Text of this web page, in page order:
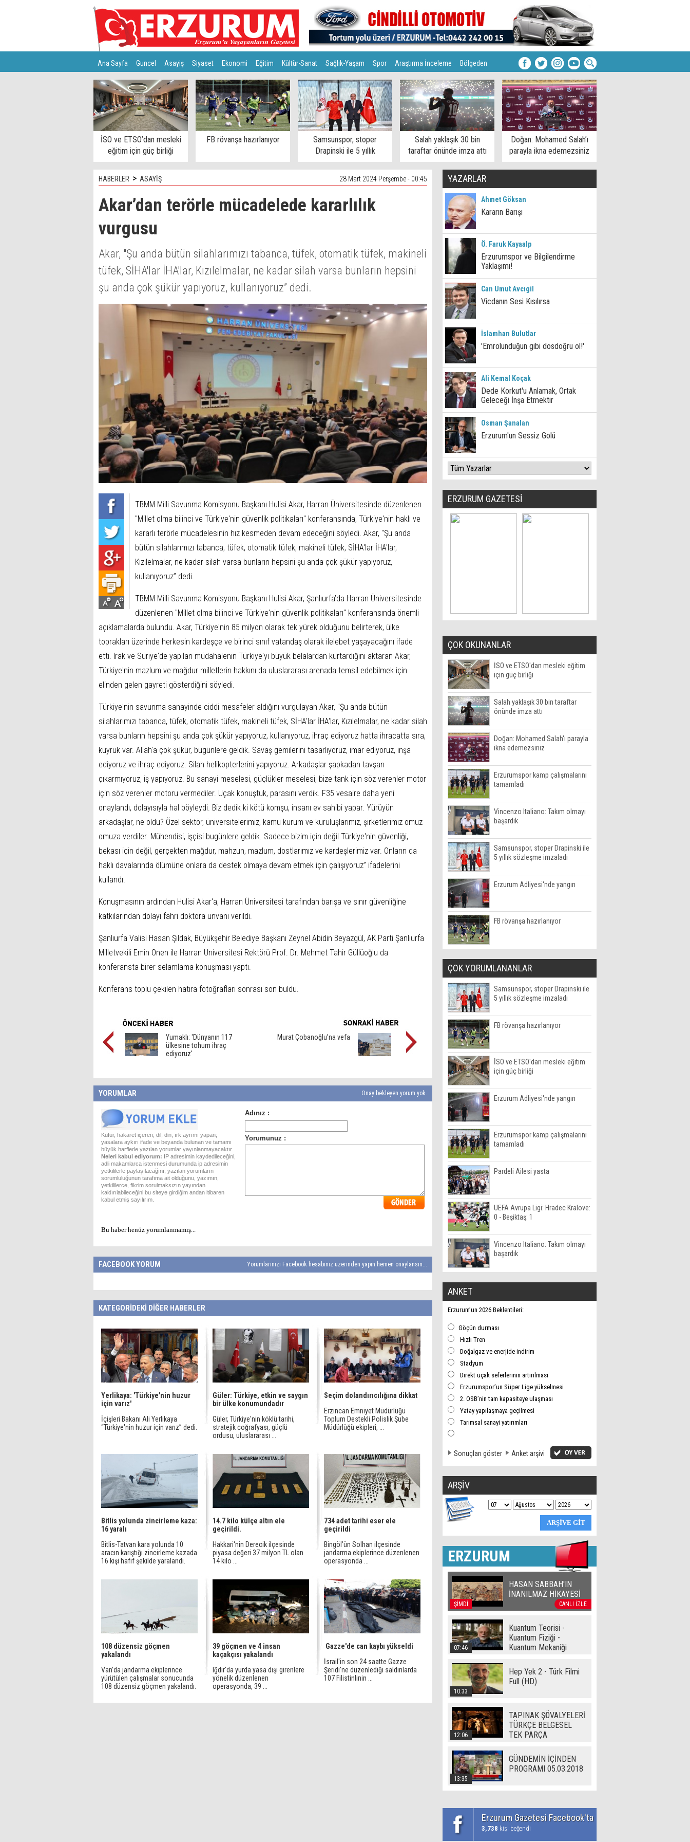
Ana Sayfa Guncel Asayiş Siyaset Ekonomi Eğitim Kültür-Sanat Sağlık-Yaşam Spor Araştırma İnceleme Bölgeden
Türkiye Teknoloji
İSO ve ETSO’dan mesleki
eğitim için güç birliği
FB rövanşa hazırlanıyor
Samsunspor, stoper
Drapinski ile 5 yıllık
sözleşme imzaladı
Salah yaklaşık 30 bin
taraftar önünde imza attı
Doğan: Mohamed Salah’ı
parayla ikna edemezsiniz
HABERLER > ASAYİŞ 28 Mart 2024 Perşembe - 00:45
Akar’dan terörle mücadelede kararlılık
vurgusu
Akar, "Şu anda bütün silahlarımızı tabanca, tüfek, otomatik tüfek, makineli
tüfek, SİHA'lar İHA'lar, Kızılelmalar, ne kadar silah varsa bunların hepsini
şu anda çok şükür yapıyoruz, kullanıyoruz” dedi.
TBMM Milli Savunma Komisyonu Başkanı Hulisi Akar, Harran Üniversitesinde düzenlenen
"Millet olma bilinci ve Türkiye'nin güvenlik politikaları" konferansında, Türkiye'nin haklı ve
kararlı terörle mücadelesinin hız kesmeden devam edeceğini söyledi. Akar, "Şu anda
bütün silahlarımızı tabanca, tüfek, otomatik tüfek, makineli tüfek, SİHA'lar İHA'lar,
Kızılelmalar, ne kadar silah varsa bunların hepsini şu anda çok şükür yapıyoruz,
kullanıyoruz” dedi.
TBMM Milli Savunma Komisyonu Başkanı Hulisi Akar, Şanlıurfa’da Harran Üniversitesinde
düzenlenen "Millet olma bilinci ve Türkiye'nin güvenlik politikaları" konferansında önemli
açıklamalarda bulundu. Akar, Türkiye'nin 85 milyon olarak tek yürek olduğunu belirterek, ülke
toprakları üzerinde herkesin kardeşçe ve birinci sınıf vatandaş olarak ilelebet yaşayacağını ifade
etti. Irak ve Suriye'de yapılan müdahalenin Türkiye'yi büyük belalardan kurtardığını aktaran Akar,
Türkiye'nin mazlum ve mağdur milletlerin hakkını da uluslararası arenada temsil edebilmek için
elinden gelen gayreti gösterdiğini söyledi.
Türkiye'nin savunma sanayinde ciddi mesafeler aldığını vurgulayan Akar, "Şu anda bütün
silahlarımızı tabanca, tüfek, otomatik tüfek, makineli tüfek, SİHA'lar İHA'lar, Kızılelmalar, ne kadar silah
varsa bunların hepsini şu anda çok şükür yapıyoruz, kullanıyoruz, ihraç ediyoruz hatta ihracatta sıra,
kuyruk var. Allah'a çok şükür, bugünlere geldik. Savaş gemilerini tasarlıyoruz, imar ediyoruz, inşa
ediyoruz ve ihraç ediyoruz. Silah helikopterlerini yapıyoruz. Arkadaşlar şapkadan tavşan
çıkarmıyoruz, iş yapıyoruz. Bu sanayi meselesi, güçlükler meselesi, bize tank için söz verenler motor
için söz verenler motoru vermediler. Uçak konuştuk, parasını verdik. F35 vesaire daha yeni
onaylandı, dolayısıyla hal böyleydi. Biz dedik ki kötü komşu, insanı ev sahibi yapar. Yürüyün
arkadaşlar, ne oldu? Özel sektör, üniversitelerimiz, kamu kurum ve kuruluşlarımız, şirketlerimiz omuz
omuza verdiler. Mühendisi, işçisi bugünlere geldik. Sadece bizim için değil Türkiye'nin güvenliği,
bekası için değil, gerçekten mağdur, mahzun, mazlum, dostlarımız ve kardeşlerimiz var. Onların da
haklı davalarında ölümüne onlara da destek olmaya devam etmek için çalışıyoruz” ifadelerini
kullandı.
Konuşmasının ardından Hulisi Akar'a, Harran Üniversitesi tarafından barışa ve sınır güvenliğine
katkılarından dolayı fahri doktora unvanı verildi.
Şanlıurfa Valisi Hasan Şıldak, Büyükşehir Belediye Başkanı Zeynel Abidin Beyazgül, AK Parti Şanlıurfa
Milletvekili Emin Önen ile Harran Üniversitesi Rektörü Prof. Dr. Mehmet Tahir Güllüoğlu da
konferansta birer selamlama konuşması yaptı.
Konferans toplu çekilen hatıra fotoğrafları sonrası son buldu.
Yumaklı: 'Dünyanın 117
ülkesine tohum ihraç
ediyoruz'
Murat Çobanoğlu’na vefa
YORUMLAR Onay bekleyen yorum yok.
Küfür, hakaret içeren; dil, din, ırk ayrımı yapan;
yasalara aykırı ifade ve beyanda bulunan ve tamamı
büyük harflerle yazılan yorumlar yayınlanmayacaktır.
Neleri kabul ediyorum: IP adresimin kaydedileceğini,
adli makamlarca istenmesi durumunda ip adresimin
yetkililerle paylaşılacağını, yazılan yorumların
sorumluluğunun tarafıma ait olduğunu, yazımın,
yetkililerce, fikrim sorulmaksızın yayından
kaldırılabileceğini bu siteye girdiğim andan itibaren
kabul etmiş sayılırım.
Bu haber henüz yorumlanmamış...
FACEBOOK YORUM Yorumlarınızı Facebook hesabınız üzerinden yapın hemen onaylansın...
KATEGORİDEKİ DİĞER HABERLER
Yerlikaya: 'Türkiye'nin huzur
için varız'
İçişleri Bakanı Ali Yerlikaya
“Türkiye'nin huzur için varız” dedi.
Güler: Türkiye, etkin ve saygın
bir ülke konumundadır
Güler, Türkiye'nin köklü tarihi,
stratejik coğrafyası, güçlü
ordusu, uluslararası ...
Seçim dolandırıcılığına dikkat
Erzincan Emniyet Müdürlüğü
Toplum Destekli Polislik Şube
Müdürlüğü ekipleri, ...
Bitlis yolunda zincirleme kaza:
16 yaralı
Bitlis-Tatvan kara yolunda 10
aracın karıştığı zincirleme kazada
16 kişi hafif şekilde yaralandı.
14.7 kilo külçe altın ele
geçirildi.
Hakkari'nin Derecik ilçesinde
piyasa değeri 37 milyon TL olan
14 kilo ...
734 adet tarihi eser ele
geçirildi
Bingöl’ün Solhan ilçesinde
jandarma ekiplerince düzenlenen
operasyonda ...
108 düzensiz göçmen
yakalandı
Van’da jandarma ekiplerince
yürütülen çalışmalar sonucunda
108 düzensiz göçmen yakalandı.
39 göçmen ve 4 insan
kaçakçısı yakalandı
Iğdır'da yurda yasa dışı girenlere
yönelik düzenlenen
operasyonda, 39 ...
Gazze'de can kaybı yükseldi
İsrail'in son 24 saatte Gazze
Şeridi'ne düzenlediği saldırılarda
107 Filistinlinin ...
YAZARLAR
Ahmet Göksan
Kararın Barışı
Ö. Faruk Kayaalp
Erzurumspor ve Bilgilendirme
Yaklaşımı!
Can Umut Avcıgil
Vicdanın Sesi Kısılırsa
İslamhan Bulutlar
'Emrolunduğun gibi dosdoğru ol!'
Ali Kemal Koçak
Dede Korkut'u Anlamak, Ortak
Geleceği İnşa Etmektir
Osman Şanalan
Erzurum'un Sessiz Golü
ERZURUM GAZETESİ
ÇOK OKUNANLAR
İSO ve ETSO'dan mesleki eğitim
için güç birliği
Salah yaklaşık 30 bin taraftar
önünde imza attı
Doğan: Mohamed Salah'ı parayla
ikna edemezsiniz
Erzurumspor kamp çalışmalarını
tamamladı
Vincenzo Italiano: Takım olmayı
başardık
Samsunspor, stoper Drapinski ile
5 yıllık sözleşme imzaladı
Erzurum Adliyesi'nde yangın
FB rövanşa hazırlanıyor
ÇOK YORUMLANANLAR
Samsunspor, stoper Drapinski ile
5 yıllık sözleşme imzaladı
FB rövanşa hazırlanıyor
İSO ve ETSO'dan mesleki eğitim
için güç birliği
Erzurum Adliyesi'nde yangın
Erzurumspor kamp çalışmalarını
tamamladı
Pardeli Ailesi yasta
UEFA Avrupa Ligi: Hradec Kralove:
0 - Beşiktaş: 1
Vincenzo Italiano: Takım olmayı
başardık
ANKET
Erzurum’un 2026 Beklentileri:
Göçün durması
Hızlı Tren
Doğalgaz ve enerjide indirim
Stadyum
Direkt uçak seferlerinin artırılması
Erzurumspor’un Süper Lige yükselmesi
2. OSB’nin tam kapasiteye ulaşması
Yatay yapılaşmaya geçilmesi
Tarımsal sanayi yatırımları
Sonuçları göster Anket arşivi
ARŞİV
ERZURUM
ŞİMDİ CANLI İZLE
HASAN SABBAH'IN
İNANILMAZ HİKAYESİ
07:46
Kuantum Teorisi -
Kuantum Fiziği -
Kuantum Mekaniği
10:33
Hep Yek 2 - Türk Filmi
Full (HD)
12:06
TAPINAK ŞÖVALYELERİ
TÜRKÇE BELGESEL
TEK PARÇA
13:35
GÜNDEMİN İÇİNDEN
PROGRAMI 05.03.2018
Erzurum Gazetesi Facebook'ta
3,738 kişi beğendi